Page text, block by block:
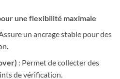
une flexibilité maximale
un ancrage stable pour des
: Permet de collecter des
de vérification.